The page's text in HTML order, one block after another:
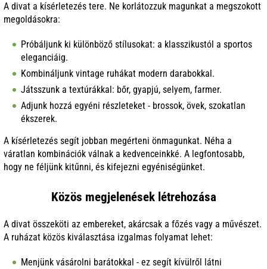
A divat a kísérletezés tere. Ne korlátozzuk magunkat a megszokott
megoldásokra:
Próbáljunk ki különböző stílusokat: a klasszikustól a sportos
eleganciáig.
Kombináljunk vintage ruhákat modern darabokkal.
Játsszunk a textúrákkal: bőr, gyapjú, selyem, farmer.
Adjunk hozzá egyéni részleteket - brossok, övek, szokatlan
ékszerek.
A kísérletezés segít jobban megérteni önmagunkat. Néha a
váratlan kombinációk válnak a kedvenceinkké. A legfontosabb,
hogy ne féljünk kitűnni, és kifejezni egyéniségünket.
Közös megjelenések létrehozása
A divat összeköti az embereket, akárcsak a főzés vagy a művészet.
A ruházat közös kiválasztása izgalmas folyamat lehet:
Menjünk vásárolni barátokkal - ez segít kívülről látni